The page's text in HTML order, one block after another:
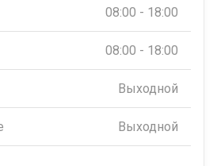
08:00 - 18:00
08:00 - 18:00
Выходной
Выходной